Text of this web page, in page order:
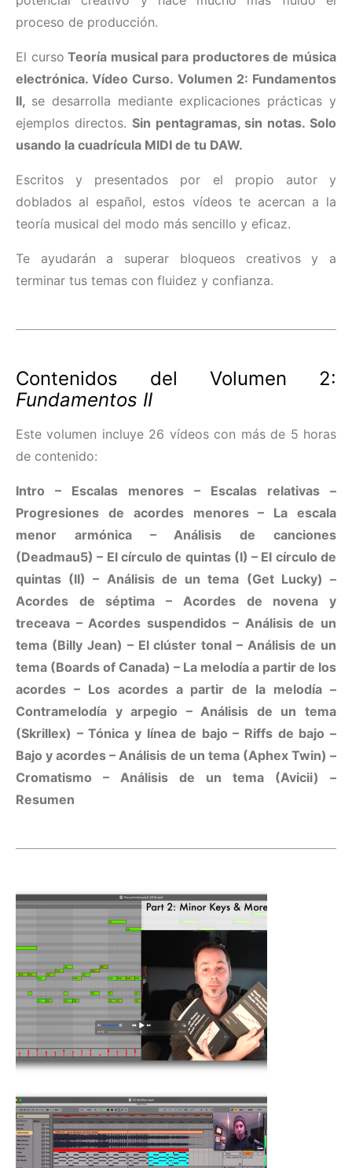
proceso de producción.
El curso Teoría musical para productores de música
electrónica. Vídeo Curso. Volumen 2: Fundamentos
II, se desarrolla mediante explicaciones prácticas y
ejemplos directos. Sin pentagramas, sin notas. Solo
usando la cuadrícula MIDI de tu DAW.
Escritos y presentados por el propio autor y
doblados al español, estos vídeos te acercan a la
teoría musical del modo más sencillo y eficaz.
Te ayudarán a superar bloqueos creativos y a
terminar tus temas con fluidez y confianza.
Contenidos del Volumen 2:
Fundamentos II
Este volumen incluye 26 vídeos con más de 5 horas
de contenido:
Intro – Escalas menores – Escalas relativas –
Progresiones de acordes menores – La escala
menor armónica – Análisis de canciones
(Deadmau5) – El círculo de quintas (I) – El círculo de
quintas (II) – Análisis de un tema (Get Lucky) –
Acordes de séptima – Acordes de novena y
treceava – Acordes suspendidos – Análisis de un
tema (Billy Jean) – El clúster tonal – Análisis de un
tema (Boards of Canada) – La melodía a partir de los
acordes – Los acordes a partir de la melodía –
Contramelodía y arpegio – Análisis de un tema
(Skrillex) – Tónica y línea de bajo – Riffs de bajo –
Bajo y acordes – Análisis de un tema (Aphex Twin) –
Cromatismo – Análisis de un tema (Avicii) –
Resumen